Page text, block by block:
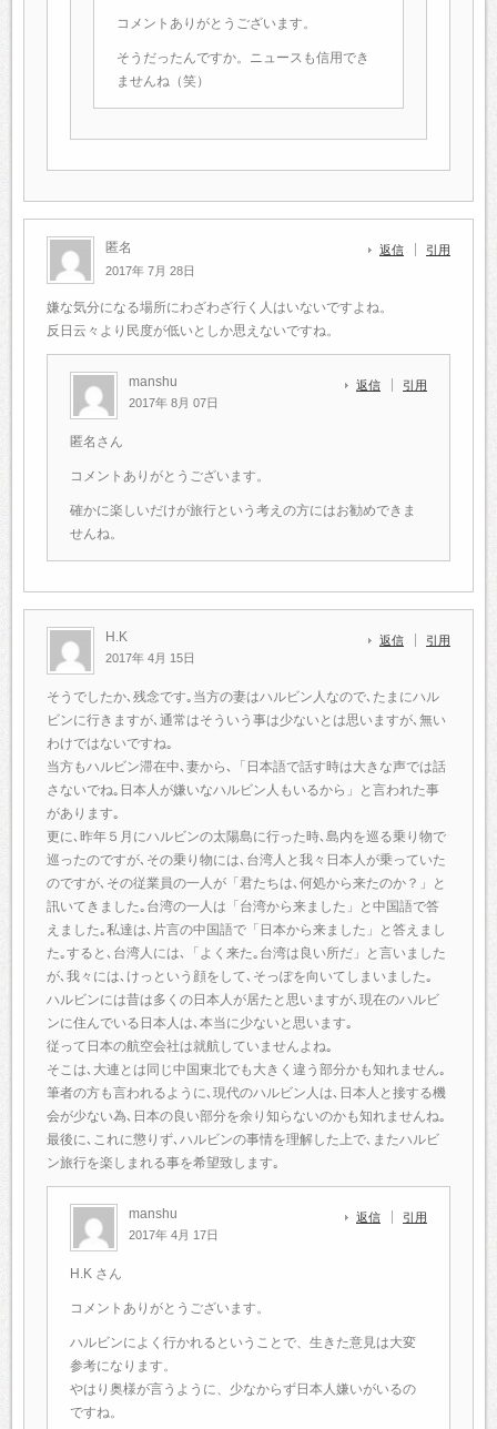
コメントありがとうございます。
そうだったんですか。ニュースも信用でき
ませんね（笑）
匿名
2017年 7月 28日
返信 引用
嫌な気分になる場所にわざわざ行く人はいないですよね。
反日云々より民度が低いとしか思えないですね。
manshu
2017年 8月 07日
返信 引用
匿名さん
コメントありがとうございます。
確かに楽しいだけが旅行という考えの方にはお勧めできま
せんね。
H.K
2017年 4月 15日
返信 引用
そうでしたか､残念です｡当方の妻はハルビン人なので､たまにハル
ビンに行きますが､通常はそういう事は少ないとは思いますが､無い
わけではないですね｡
当方もハルビン滞在中､妻から､「日本語で話す時は大きな声では話
さないでね｡日本人が嫌いなハルビン人もいるから」と言われた事
があります｡
更に､昨年５月にハルビンの太陽島に行った時､島内を巡る乗り物で
巡ったのですが､その乗り物には､台湾人と我々日本人が乗っていた
のですが､その従業員の一人が「君たちは､何処から来たのか？」と
訊いてきました｡台湾の一人は「台湾から来ました」と中国語で答
えました｡私達は､片言の中国語で「日本から来ました」と答えまし
た｡すると､台湾人には､「よく来た｡台湾は良い所だ」と言いました
が､我々には､けっという顔をして､そっぽを向いてしまいました｡
ハルビンには昔は多くの日本人が居たと思いますが､現在のハルビ
ンに住んでいる日本人は､本当に少ないと思います｡
従って日本の航空会社は就航していませんよね｡
そこは､大連とは同じ中国東北でも大きく違う部分かも知れません｡
筆者の方も言われるように､現代のハルビン人は､日本人と接する機
会が少ない為､日本の良い部分を余り知らないのかも知れませんね｡
最後に､これに懲りず､ハルビンの事情を理解した上で､またハルビ
ン旅行を楽しまれる事を希望致します｡
manshu
2017年 4月 17日
返信 引用
H.K さん
コメントありがとうございます。
ハルビンによく行かれるということで、生きた意見は大変
参考になります。
やはり奥様が言うように、少なからず日本人嫌いがいるの
ですね。